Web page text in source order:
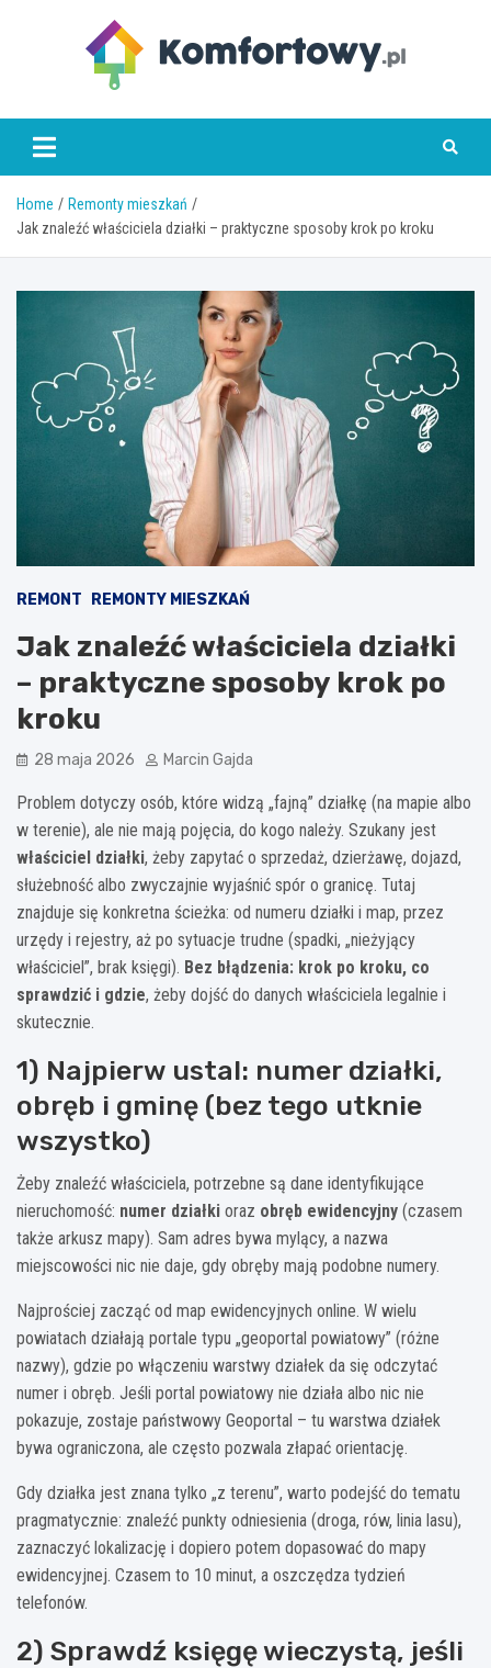
komfortowy.pl
Home
Remonty mieszkań
Jak znaleźć właściciela działki – praktyczne sposoby krok po kroku
REMONT REMONTY MIESZKAŃ
Jak znaleźć właściciela działki
– praktyczne sposoby krok po
kroku
28 maja 2026 Marcin Gajda
Problem dotyczy osób, które widzą „fajną” działkę (na mapie albo
w terenie), ale nie mają pojęcia, do kogo należy. Szukany jest
właściciel działki, żeby zapytać o sprzedaż, dzierżawę, dojazd,
służebność albo zwyczajnie wyjaśnić spór o granicę. Tutaj
znajduje się konkretna ścieżka: od numeru działki i map, przez
urzędy i rejestry, aż po sytuacje trudne (spadki, „nieżyjący
właściciel”, brak księgi). Bez błądzenia: krok po kroku, co
sprawdzić i gdzie, żeby dojść do danych właściciela legalnie i
skutecznie.
1) Najpierw ustal: numer działki,
obręb i gminę (bez tego utknie
wszystko)
Żeby znaleźć właściciela, potrzebne są dane identyfikujące
nieruchomość: numer działki oraz obręb ewidencyjny (czasem
także arkusz mapy). Sam adres bywa mylący, a nazwa
miejscowości nic nie daje, gdy obręby mają podobne numery.
Najprościej zacząć od map ewidencyjnych online. W wielu
powiatach działają portale typu „geoportal powiatowy” (różne
nazwy), gdzie po włączeniu warstwy działek da się odczytać
numer i obręb. Jeśli portal powiatowy nie działa albo nic nie
pokazuje, zostaje państwowy Geoportal – tu warstwa działek
bywa ograniczona, ale często pozwala złapać orientację.
Gdy działka jest znana tylko „z terenu”, warto podejść do tematu
pragmatycznie: znaleźć punkty odniesienia (droga, rów, linia lasu),
zaznaczyć lokalizację i dopiero potem dopasować do mapy
ewidencyjnej. Czasem to 10 minut, a oszczędza tydzień
telefonów.
2) Sprawdź księgę wieczystą, jeśli